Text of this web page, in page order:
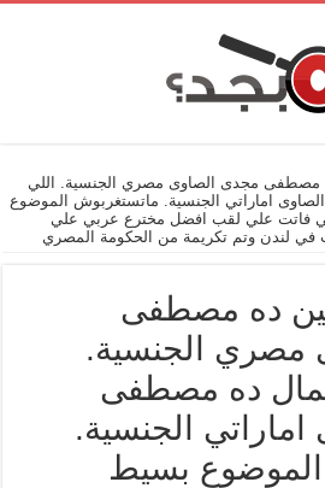
مصطفى مجدى الصاوى مصري الجنسية. اللي
اماراتي الجنسية. ماتستغربوش الموضوع
فاتت علي لقب افضل مخترع عربي علي
في لندن وتم تكريمة من الحكومة المصري
ده مصطفى
مصري الجنسية.
ده مصطفى
الجنسية.
بسيط